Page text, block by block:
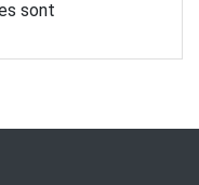
sont